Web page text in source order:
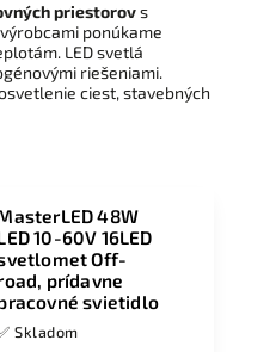
priestorovs
ponúkame
LED svetlá
riešeniami.
ciest, stavebných
48W
10-60V 16LED
Off-
prídavne
svietidlo
Skladom